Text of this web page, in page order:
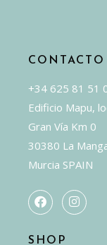
CONTACTO
+34 625 81 51
Edificio Mapu,
Gran Vía Km 0
30380 La
Murcia SPAIN
SHOP